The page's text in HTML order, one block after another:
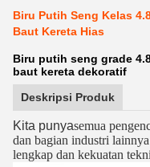
Biru Putih Seng Kelas
Baut Kereta Hias
Biru putih seng grade
baut kereta dekoratif
Deskripsi Produk
Kita punyasemua
dan bagian industri
lengkap dan kekuatan